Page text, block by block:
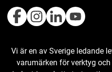
Vi är en av Sverige ledande
varumärken för verktyg